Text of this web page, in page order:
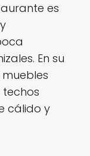
es
En su
cálido y